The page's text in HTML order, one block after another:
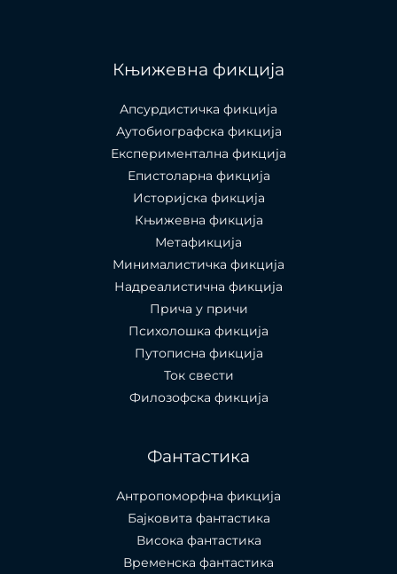
Књижевна фикција
Апсурдистичка фикција
Аутобиографска фикција
Експериментална фикција
Епистоларна фикција
Историјска фикција
Књижевна фикција
Метафикција
Минималистичка фикција
Надреалистична фикција
Прича у причи
Психолошкa фикција
Путописна фикција
Ток свести
Филозофска фикција
Фантастика
Антропоморфна фикција
Бајковита фантастика
Висока фантастика
Временска фантастика